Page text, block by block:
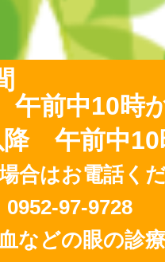
午前中10時
降 午前中
合はお電話くだ
97-9728
などの眼の診